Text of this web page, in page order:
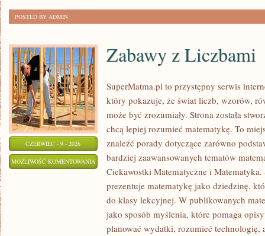
POSTED BY ADMIN
CZERWIEC - 9 - 2026
MOŻLIWOŚĆ KOMENTOWANIA ZABAWY
LICZBAMI
Zabawy z Liczbami
SuperMatma.pl to przystępny serwis
który pokazuje, że świat liczb, wzorów,
może być zrozumiały. Strona została
chcą lepiej rozumieć matematykę. To
znaleźć porady dotyczące zarówno
bardziej zaawansowanych tematów
Ciekawostki Matematyczne i
prezentuje matematykę jako dziedzinę,
do klasy lekcyjnej. W publikowanych
jako sposób myślenia, które pomaga
planować wydatki, rozumieć technologię,